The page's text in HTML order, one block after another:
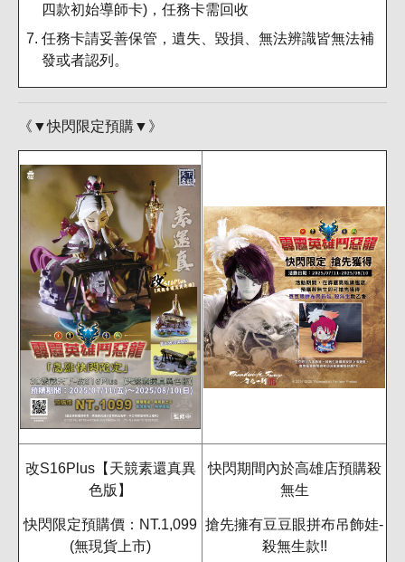
四款初始導師卡)，任務卡需回收
任務卡請妥善保管，遺失、毀損、無法辨識皆無法補
發或者認列。
《▼快閃限定預購▼》
改S16Plus【天競素還真異
色版】
快閃限定預購價：NT.1,099
(無現貨上市)
快閃期間內於高雄店預購殺
無生
搶先擁有豆豆眼拼布吊飾娃-
殺無生款!!